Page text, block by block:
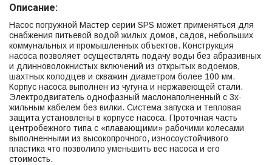
Описание:
Насос погружной Мастер серии SPS может применяться для
снабжения питьевой водой жилых домов, садов, небольших
коммунальных и промышленных объектов. Конструкция
насоса позволяет осуществлять подачу воды без абразивных
и длинноволокнистых включений из открытых водоемов,
шахтных колодцев и скважин диаметром более 100 мм.
Корпус насоса выполнен из чугуна и нержавеющей стали.
Электродвигатель однофазный маслонаполненный с 3х-
жильным кабелем без вилки. Система запуска и тепловая
защита установлены в корпусе насоса. Проточная часть
центробежного типа с «плавающими» рабочими колесами
выполненными из высокопрочного, износоустойчивого
пластика что позволило уменьшить вес насоса и его
стоимость.